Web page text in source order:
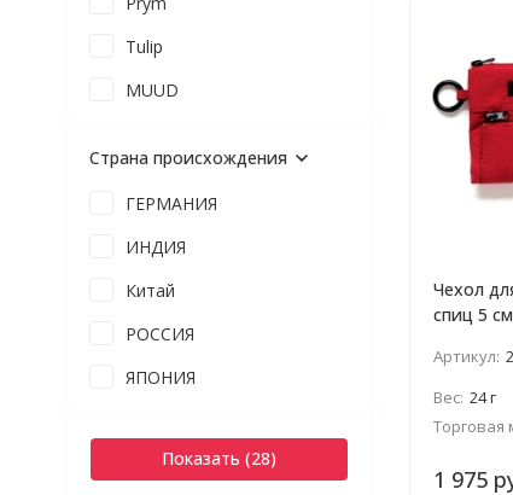
Чехол
спиц 5
Артикул:
Вес: 24 г
Торговая
1 975
Tulip
MUUD
Страна происхождения
ГЕРМАНИЯ
ИНДИЯ
Китай
РОССИЯ
ЯПОНИЯ
Показать